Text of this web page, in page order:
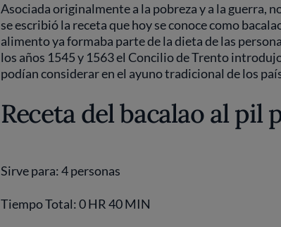
Asociada originalmente a la pobreza y a la guerra,
se escribió la receta que hoy se conoce como
alimento ya formaba parte de la dieta de las
los años 1545 y 1563 el Concilio de Trento
podían considerar en el ayuno tradicional de los
Receta del bacalao al pil
Sirve para: 4 personas
Tiempo Total: 0 HR 40 MIN